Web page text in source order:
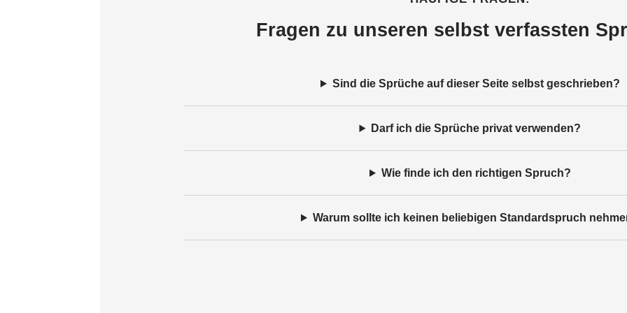
Fragen zu unseren selbst verfassten
Sind die Sprüche auf dieser Seite selbst geschrieben?
Darf ich die Sprüche privat verwenden?
Wie finde ich den richtigen Spruch?
Warum sollte ich keinen beliebigen Standardspruch